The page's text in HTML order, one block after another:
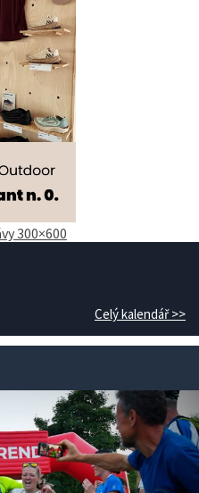
Celý kalendář >>